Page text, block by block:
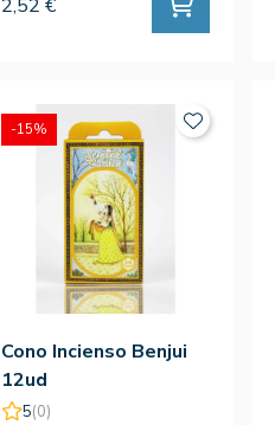
2,52 €
Cono Incienso Benjui
12ud
5(0)
-15%